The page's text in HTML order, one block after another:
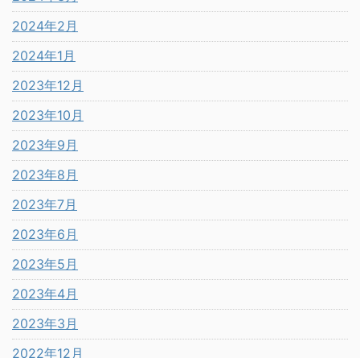
2024年2月
2024年1月
2023年12月
2023年10月
2023年9月
2023年8月
2023年7月
2023年6月
2023年5月
2023年4月
2023年3月
2022年12月